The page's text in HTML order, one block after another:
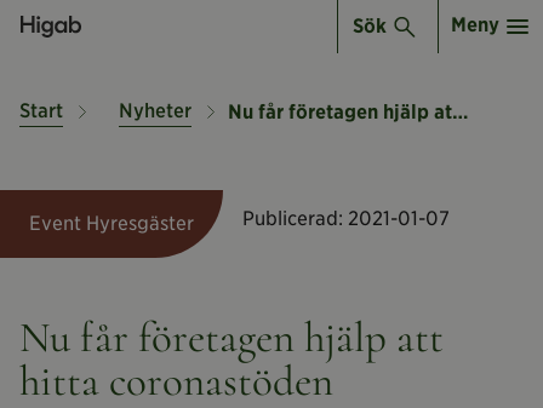
Sök Meny
Start Nyheter Nu får företagen hjälp att hitta coronastöden
Event Hyresgäster Publicerad: 2021-01-07
Nu får företagen hjälp att
hitta coronastöden